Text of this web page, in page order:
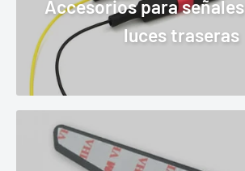
Accesorios para
luces traseras